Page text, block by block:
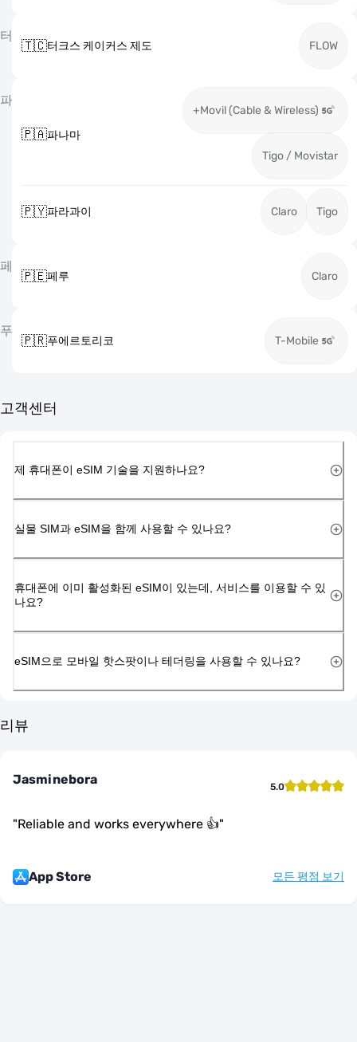
터
🇹🇨터크스 케이커스 제도 FLOW
파
🇵🇦파나마
+Movil (Cable & Wireless)
Tigo / Movistar
🇵🇾파라과이 Claro Tigo
페
🇵🇪페루 Claro
푸
🇵🇷푸에르토리코 T-Mobile
고객센터
제 휴대폰이 eSIM 기술을 지원하나요?
실물 SIM과 eSIM을 함께 사용할 수 있나요?
휴대폰에 이미 활성화된 eSIM이 있는데, 서비스를 이용할 수 있
나요?
eSIM으로 모바일 핫스팟이나 테더링을 사용할 수 있나요?
리뷰
Jasminebora 5.0
"Reliable and works everywhere 👍"
App Store 모든 평점 보기